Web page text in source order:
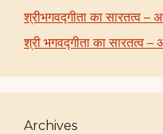
श्रीभगवद्गीता का सारतत्व –
श्री भगवद्गीता का सारतत्व –
Archives